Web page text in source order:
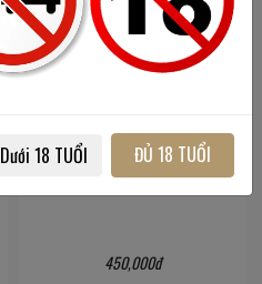
Terrazas Altos Malbec
/14%
450,000đ
Dưới 18 TUỔI ĐỦ 18 TUỔI